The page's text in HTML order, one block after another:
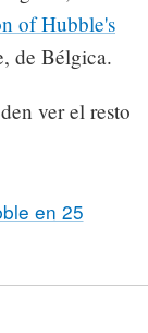
of Hubble's
de Bélgica.
ver el resto
en 25